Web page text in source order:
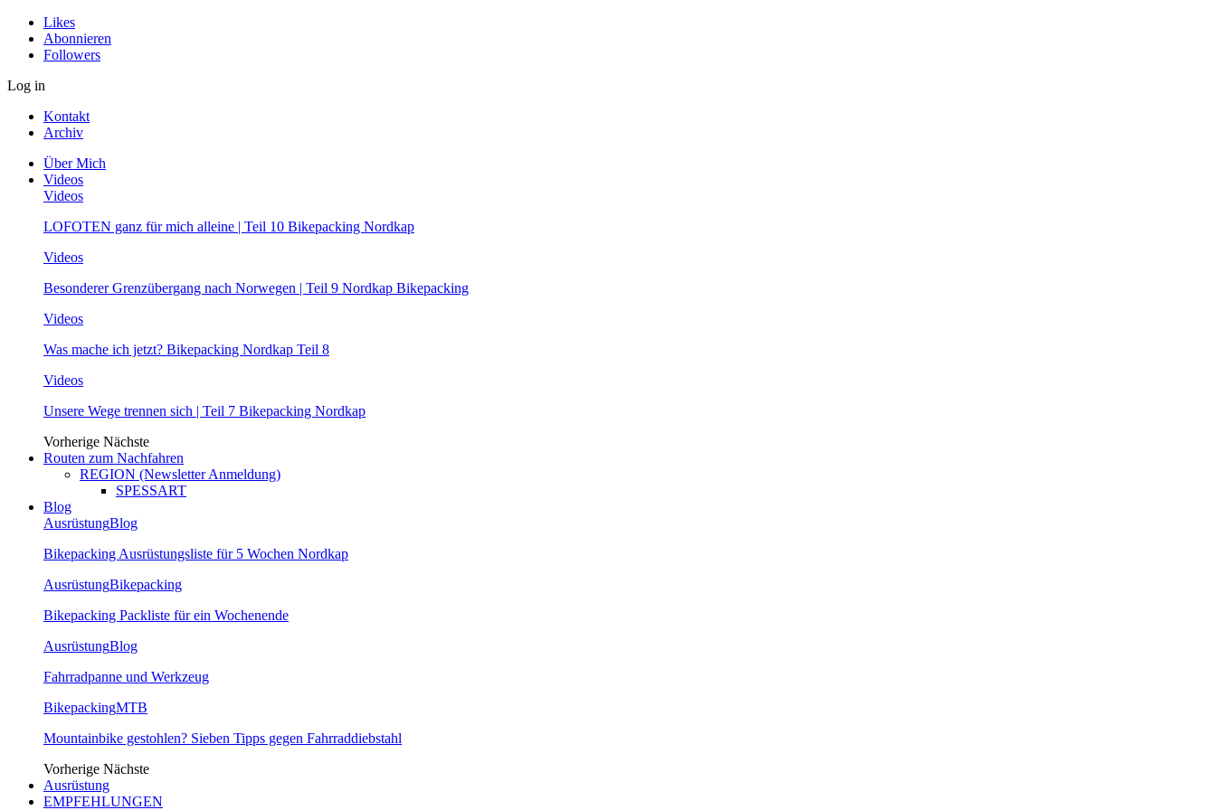
Likes
Abonnieren
Followers
Log in
Kontakt
Archiv
Über Mich
Videos
Videos
LOFOTEN ganz für mich alleine | Teil 10 Bikepacking Nordkap
Videos
Besonderer Grenzübergang nach Norwegen | Teil 9 Nordkap Bikepacking
Videos
Was mache ich jetzt? Bikepacking Nordkap Teil 8
Videos
Unsere Wege trennen sich | Teil 7 Bikepacking Nordkap
Vorherige Nächste
Routen zum Nachfahren
REGION (Newsletter Anmeldung)
SPESSART
Blog
AusrüstungBlog
Bikepacking Ausrüstungsliste für 5 Wochen Nordkap
AusrüstungBikepacking
Bikepacking Packliste für ein Wochenende
AusrüstungBlog
Fahrradpanne und Werkzeug
BikepackingMTB
Mountainbike gestohlen? Sieben Tipps gegen Fahrraddiebstahl
Vorherige Nächste
Ausrüstung
EMPFEHLUNGEN